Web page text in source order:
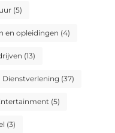
(5)
en opleidingen (4)
(13)
Dienstverlening (37)
(5)
(3)